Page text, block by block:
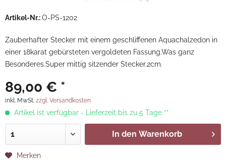
Artikel-Nr.:O-PS-1202
Zauberhafter Stecker mit einem geschliffenen Aquachalzedon in
einer 18karat gebürsteten vergoldeten Fassung.Was ganz
Besonderes.Super mittig sitzender Stecker.2cm.
89,00 € *
inkl. MwSt. zzgl. Versandkosten
Artikel ist verfügbar - Lieferzeit bis zu 5 Tage **
In den Warenkorb
Merken